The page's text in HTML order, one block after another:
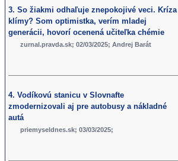
3. So žiakmi odhaľuje znepokojivé veci. Kríza
klímy? Som optimistka, verím mladej
generácii, hovorí ocenená učiteľka chémie
zurnal.pravda.sk; 02/03/2025; Andrej Barát
4. Vodíkovú stanicu v Slovnafte
zmodernizovali aj pre autobusy a nákladné
autá
priemyseldnes.sk; 03/03/2025;